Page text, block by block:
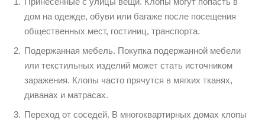
дом на одежде, обуви или багаже после посещения
общественных мест, гостиниц, транспорта.
Подержанная мебель. Покупка подержанной мебели
или текстильных изделий может стать источником
заражения. Клопы часто прячутся в мягких тканях,
диванах и матрасах.
Переход от соседей. В многоквартирных домах клопы